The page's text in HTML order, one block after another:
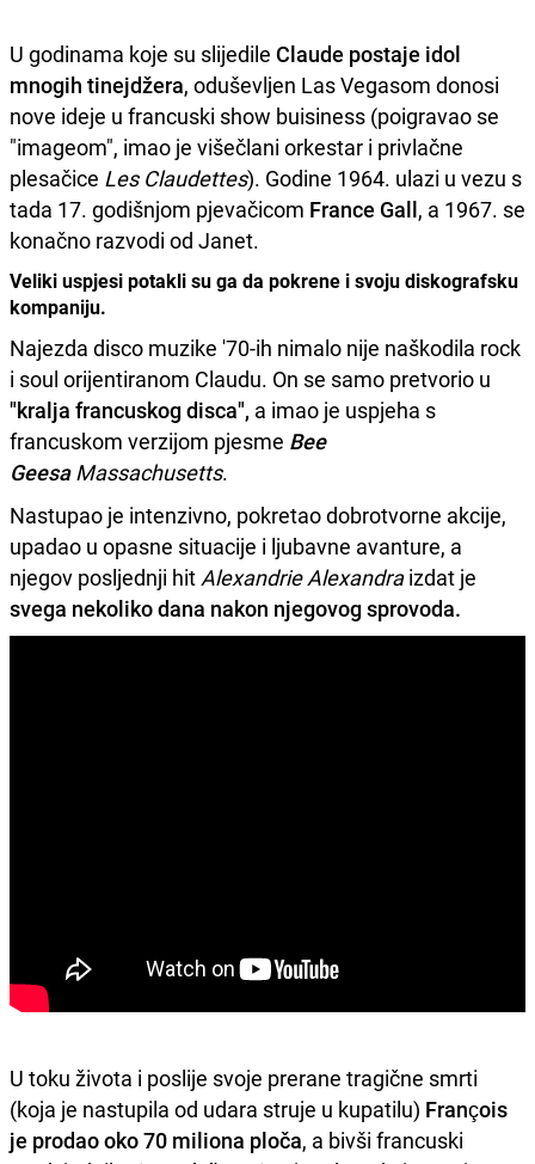
U godinama koje su slijedile Claude postaje idol
mnogih tinejdžera, oduševljen Las Vegasom donosi
nove ideje u francuski show buisiness (poigravao se
"imageom", imao je višečlani orkestar i privlačne
plesačice Les Claudettes). Godine 1964. ulazi u vezu s
tada 17. godišnjom pjevačicom France Gall, a 1967. se
konačno razvodi od Janet.
Veliki uspjesi potakli su ga da pokrene i svoju diskografsku
kompaniju.
Najezda disco muzike '70-ih nimalo nije naškodila rock
i soul orijentiranom Claudu. On se samo pretvorio u
"kralja francuskog disca", a imao je uspjeha s
francuskom verzijom pjesme Bee
Geesa Massachusetts.
Nastupao je intenzivno, pokretao dobrotvorne akcije,
upadao u opasne situacije i ljubavne avanture, a
njegov posljednji hit Alexandrie Alexandraizdat je
svega nekoliko dana nakon njegovog sprovoda.
U toku života i poslije svoje prerane tragične smrti
(koja je nastupila od udara struje u kupatilu) François
je prodao oko 70 miliona ploča, a bivši francuski